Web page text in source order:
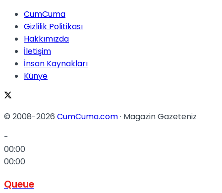
CumCuma
Gizlilik Politikası
Hakkımızda
İletişim
İnsan Kaynakları
Künye
© 2008-2026 CumCuma.com· Magazin Gazeteniz
-
00:00
00:00
Queue